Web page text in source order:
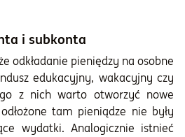
i subkonta
odkładanie pieniędzy na osobne
edukacyjny, wakacyjny czy
z nich warto otworzyć nowe
tam pieniądze nie były
wydatki. Analogicznie istnieć